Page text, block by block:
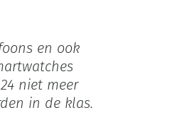
en ook
niet meer
in de klas.